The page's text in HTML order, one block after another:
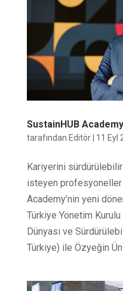
SustainHUB
tarafından Editör| 11 Eyl
Kariyerini
isteyen profesyoneller
Academy’nin yeni
Türkiye Yönetim
Dünyası ve
Türkiye) ile Özyeğin